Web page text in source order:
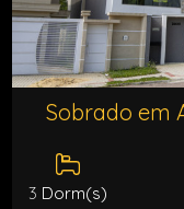
Sobrado em
3 Dorm(s)